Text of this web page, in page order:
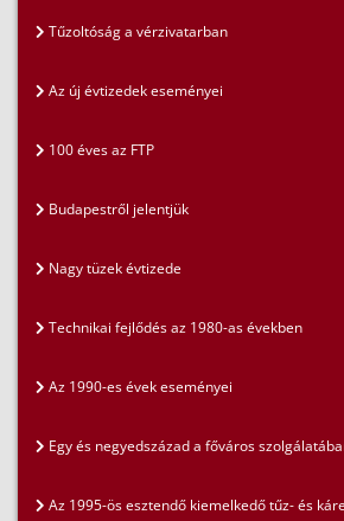
Tűzoltóság a vérzivatarban
Az új évtizedek eseményei
100 éves az FTP
Budapestről jelentjük
Nagy tüzek évtizede
Technikai fejlődés az 1980-as években
Az 1990-es évek eseményei
Egy és negyedszázad a főváros
Az 1995-ös esztendő kiemelkedő tűz- és